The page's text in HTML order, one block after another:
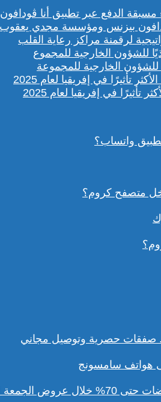
الدفع عبر تطبيق أنا ڤودافون
لرقمنة مراكز رعاية القلب
للشؤون الخارجية للمجموعة
واتساب؟
صفقات حصرية وتوصيل مجاني
البيضاء